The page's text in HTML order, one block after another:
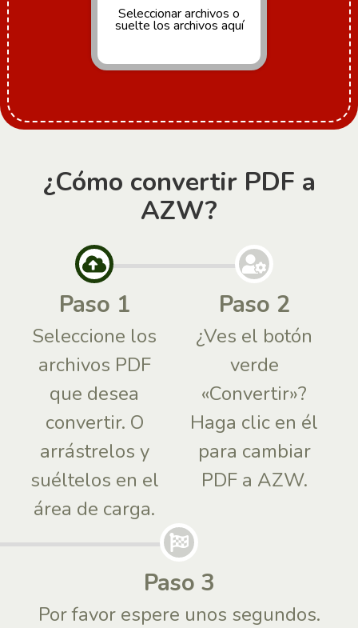
Seleccionar archivos o
suelte los archivos aquí
¿Cómo convertir PDF a
AZW?
Paso 1
Seleccione los
archivos PDF
que desea
convertir. O
arrástrelos y
suéltelos en el
área de carga.
Paso 2
¿Ves el botón
verde
«Convertir»?
Haga clic en él
para cambiar
PDF a AZW.
Paso 3
Por favor espere unos segundos.